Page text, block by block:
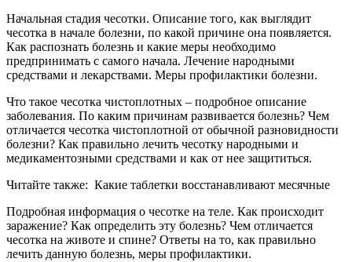
Начальная стадия чесотки. Описание того, как выглядит
чесотка в начале болезни, по какой причине она появляется.
Как распознать болезнь и какие меры необходимо
предпринимать с самого начала. Лечение народными
средствами и лекарствами. Меры профилактики болезни.
Что такое чесотка чистоплотных – подробное описание
заболевания. По каким причинам развивается болезнь? Чем
отличается чесотка чистоплотной от обычной разновидности
болезни? Как правильно лечить чесотку народными и
медикаментозными средствами и как от нее защититься.
Читайте также: Какие таблетки восстанавливают месячные
Подробная информация о чесотке на теле. Как происходит
заражение? Как определить эту болезнь? Чем отличается
чесотка на животе и спине? Ответы на то, как правильно
лечить данную болезнь, меры профилактики.